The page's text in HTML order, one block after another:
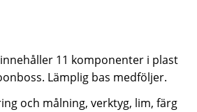
11 komponenter i plast
Lämplig bas medföljer.
och målning, verktyg, lim, färg